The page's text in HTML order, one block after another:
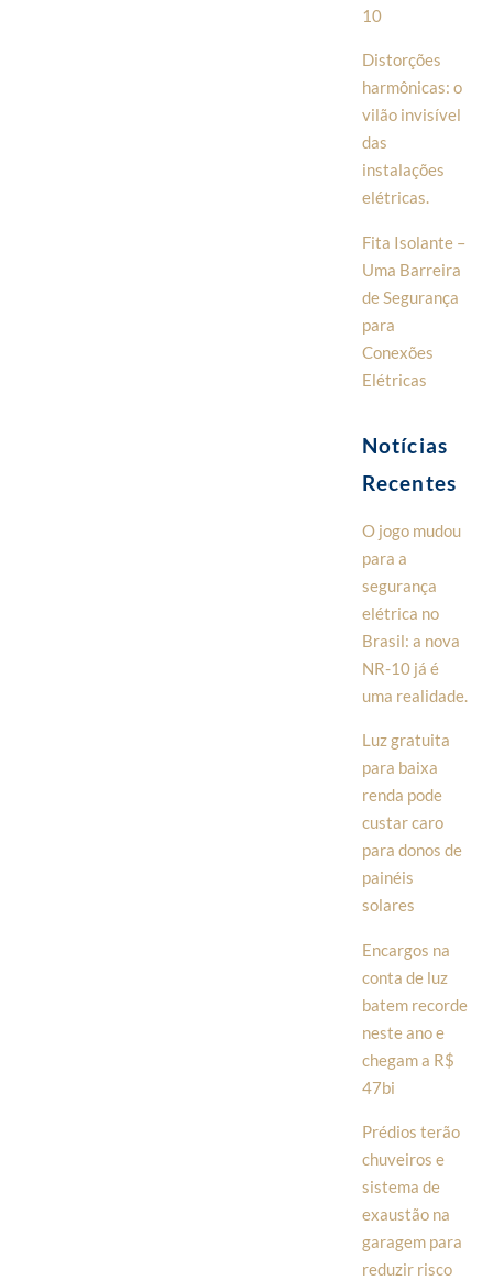
10
Distorções
harmônicas: o
vilão invisível
das
instalações
elétricas.
Fita Isolante –
Uma Barreira
de Segurança
para
Conexões
Elétricas
Notícias
Recentes
O jogo mudou
para a
segurança
elétrica no
Brasil: a nova
NR-10 já é
uma realidade.
Luz gratuita
para baixa
renda pode
custar caro
para donos de
painéis
solares
Encargos na
conta de luz
batem recorde
neste ano e
chegam a R$
47bi
Prédios terão
chuveiros e
sistema de
exaustão na
garagem para
reduzir risco